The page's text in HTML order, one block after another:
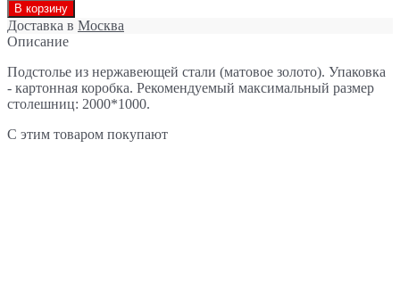
В корзину
Доставка в Москва
Описание
Подстолье из нержавеющей стали (матовое золото). Упаковка
- картонная коробка. Рекомендуемый максимальный размер
столешниц: 2000*1000.
С этим товаром покупают